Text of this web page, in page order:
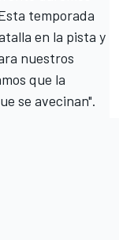
temporada
en la pista y
nuestros
que la
se avecinan".